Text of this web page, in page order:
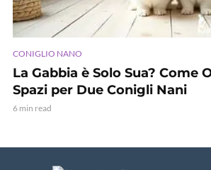
CONIGLIO NANO
La Gabbia è Solo Sua? Come
Spazi per Due Conigli Nani
6 min read